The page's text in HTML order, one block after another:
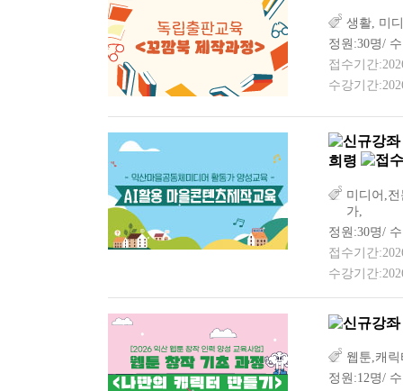
생활, 미
정원:30명/
접수기간
수강기간
희령
미디어,
가,
정원:30명/
접수기간
수강기간
웹툰,캐
정원:12명/